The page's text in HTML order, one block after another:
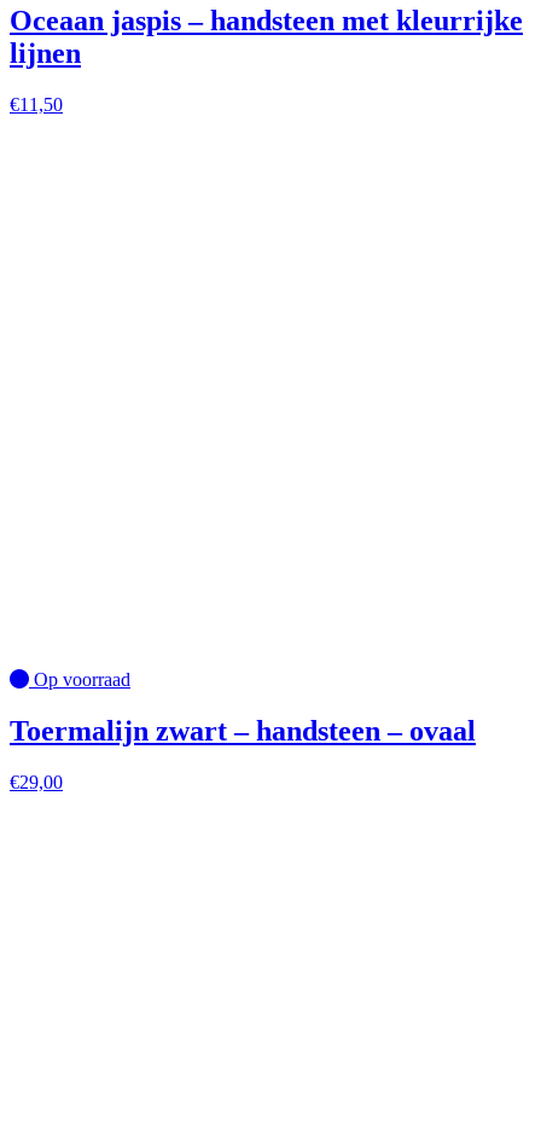
Oceaan jaspis – handsteen met kleurrijke
lijnen
€11,50
Op voorraad
Toermalijn zwart – handsteen – ovaal
€29,00